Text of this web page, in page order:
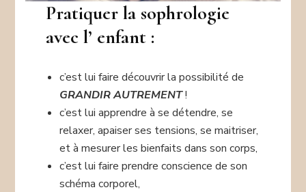
Pratiquer la sophrologie
avec l’ enfant :
c’est lui faire découvrir la possibilité de
GRANDIR AUTREMENT!
c’est lui apprendre à se détendre, se
relaxer, apaiser ses tensions, se maitriser,
et à mesurer les bienfaits dans son corps,
c’est lui faire prendre conscience de son
schéma corporel,